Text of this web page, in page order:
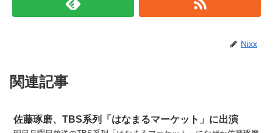
Nixx
関連記事
佐藤琢磨、TBS系列「はなまるマーケット」に出演